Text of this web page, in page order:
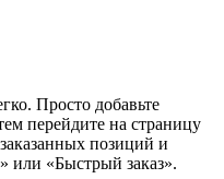
Просто добавьте
перейдите на страницу
позиций и
или «Быстрый заказ».